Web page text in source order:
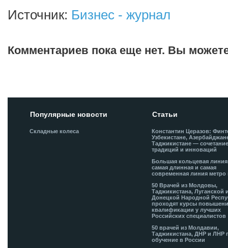
Источник: Бизнес - журнал
Комментариев пока еще нет. Вы
Популярные новости
Складные колеса
Статьи
Константин Церазов:
Узбекистане,
Таджикистане —
традиций и инноваций
Большая кольцевая
самая длинная и самая
современная линия метро
50 Врачей из Молдовы,
Таджикистана, Луганской
Донецкой Народной
проходят курсы
квалификации у лучших
Российских специалистов
50 врачей из Молдавии,
Таджикистана, ДНР и ЛНР
обучение в России